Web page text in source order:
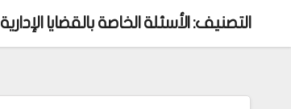
التصنيف:الأسئلة الخاصة بالقضايا الإدارية